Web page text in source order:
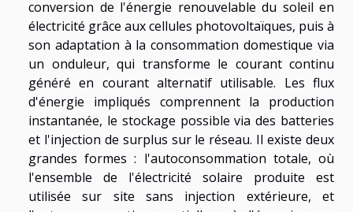
conversion de l'énergie renouvelable du soleil en
électricité grâce aux cellules photovoltaïques, puis à
son adaptation à la consommation domestique via
un onduleur, qui transforme le courant continu
généré en courant alternatif utilisable. Les flux
d'énergie impliqués comprennent la production
instantanée, le stockage possible via des batteries
et l'injection de surplus sur le réseau. Il existe deux
grandes formes : l'autoconsommation totale, où
l'ensemble de l'électricité solaire produite est
utilisée sur site sans injection extérieure, et